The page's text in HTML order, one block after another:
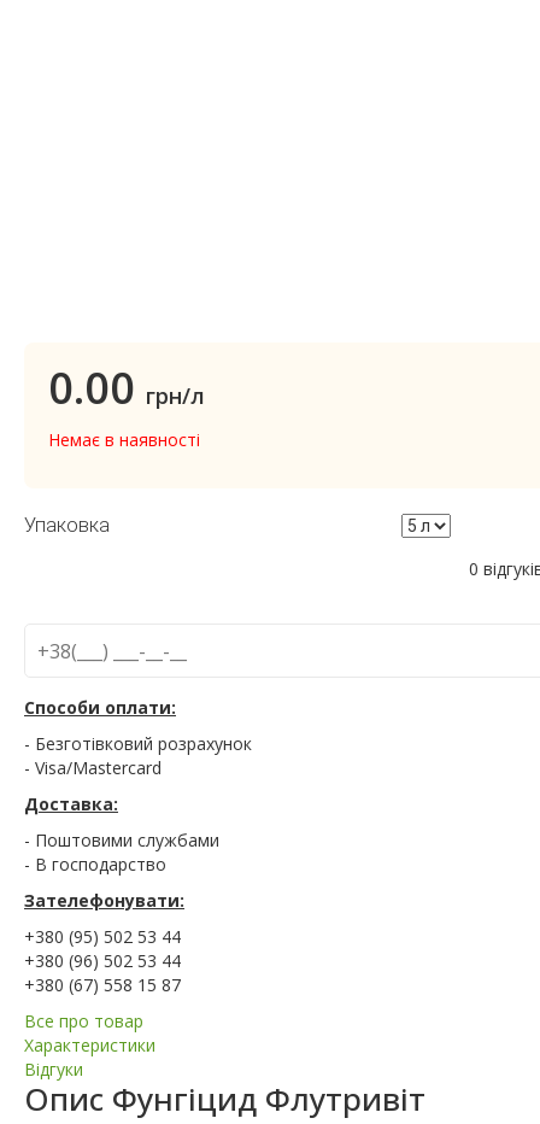
0.00 грн/л
Немає в наявності
Упаковка
0
Способи оплати:
- Безготівковий розрахунок
- Visa/Mastercard
Доставка:
- Поштовими службами
- В господарство
Зателефонувати:
+380 (95) 502 53 44
+380 (96) 502 53 44
+380 (67) 558 15 87
Все про товар
Характеристики
Відгуки
Опис Фунгіцид Флутривіт